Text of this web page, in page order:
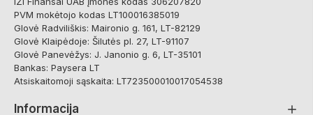
PVM mokėtojo kodas LT100016385019
Glovė Radviliškis: Maironio g. 161, LT-82129
Glovė Klaipėdoje: Šilutės pl. 27, LT-91107
Glovė Panevėžys: J. Janonio g. 6, LT-35101
Bankas: Paysera LT
Atsiskaitomoji sąskaita: LT723500010017054538
Informacija